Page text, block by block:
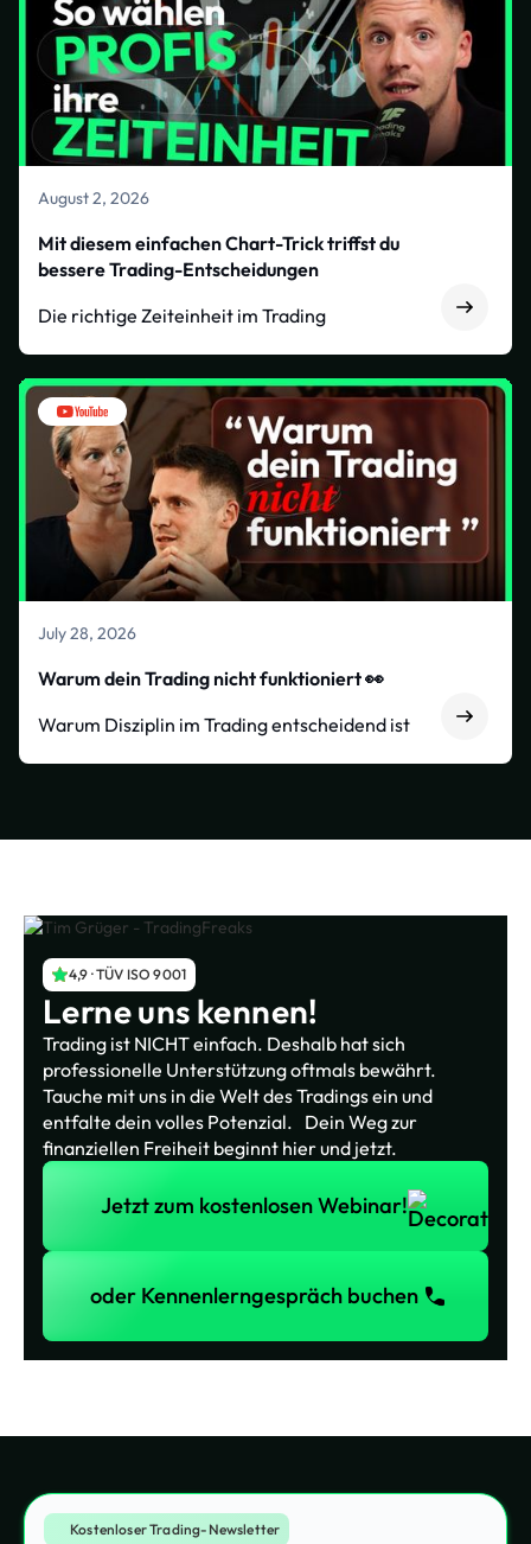
August 2, 2026
Mit diesem einfachen Chart-Trick triffst du
bessere Trading-Entscheidungen
Die richtige Zeiteinheit im Trading
July 28, 2026
Warum dein Trading nicht funktioniert 👀
Warum Disziplin im Trading entscheidend ist
4,9 · TÜV ISO 9001
Lerne uns kennen!
Trading ist NICHT einfach. Deshalb hat sich
professionelle Unterstützung oftmals bewährt.
Tauche mit uns in die Welt des Tradings ein und
entfalte dein volles Potenzial. Dein Weg zur
finanziellen Freiheit beginnt hier und jetzt.
Jetzt zum kostenlosen Webinar!
Jetzt zum kostenlosen Webinar!
oder Kennenlerngespräch buchen
oder Kennenlerngespräch buchen
Kostenloser Trading-Newsletter